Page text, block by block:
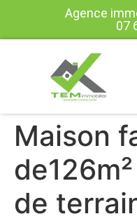
Agence
07
Maison
de